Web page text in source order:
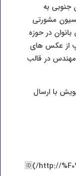
جنوبی به
مشورتی
در حوزه
از عکس های
در قالب
با ارسال
(http://%F0%9F%93%ADravabet92@gmail.com/)🆔